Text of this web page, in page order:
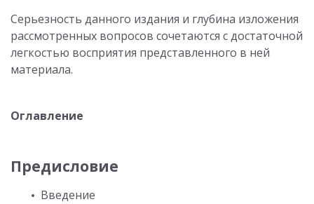
Серьезность данного издания и глубина изложения
рассмотренных вопросов сочетаются с достаточной
легкостью восприятия представленного в ней
материала.
Оглавление
Предисловие
Введение